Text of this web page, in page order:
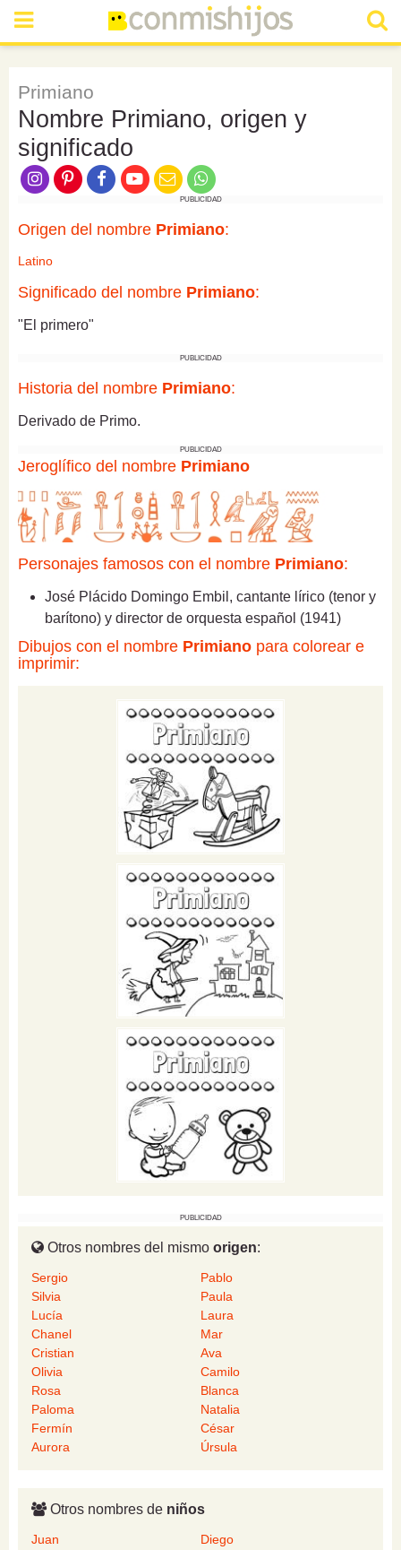
Primiano
Nombre Primiano, origen y
significado
PUBLICIDAD
Origen del nombre Primiano:
Latino
Significado del nombre Primiano:
"El primero"
PUBLICIDAD
Historia del nombre Primiano:
Derivado de Primo.
PUBLICIDAD
Jeroglífico del nombre Primiano
Personajes famosos con el nombre Primiano:
José Plácido Domingo Embil, cantante lírico (tenor y
barítono) y director de orquesta español (1941)
Dibujos con el nombre Primiano para colorear e
imprimir:
PUBLICIDAD
Otros nombres del mismo origen:
Sergio
Pablo
Silvia
Paula
Lucía
Laura
Chanel
Mar
Cristian
Ava
Olivia
Camilo
Rosa
Blanca
Paloma
Natalia
Fermín
César
Aurora
Úrsula
Otros nombres de niños
Juan
Diego